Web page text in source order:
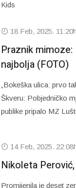
Kids
18 Feb, 2025. 11:20h
Praznik
najbolja (FOTO)
„Bokeška ulica: prvo
Škveru: Pobjedničko
publike pripalo MZ
14 Feb, 2025.
Nikoleta
Promijenila je deset